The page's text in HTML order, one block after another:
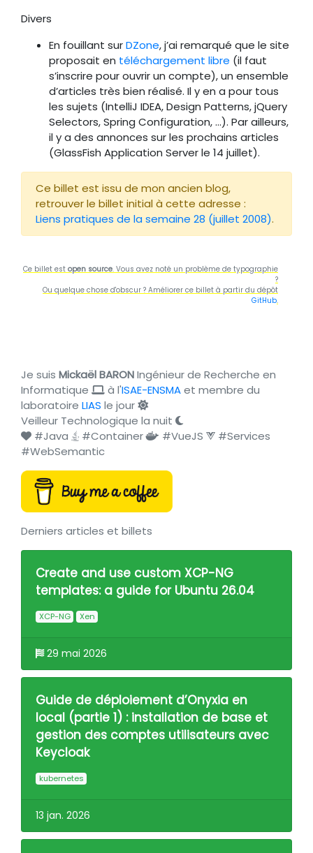
Divers
En fouillant surDZone, j’ai remarqué que le site
proposait en téléchargement libre (il faut
s’inscrire pour ouvrir un compte), un ensemble
d’articles très bien réalisé. Il y en a pour tous
les sujets (IntelliJ IDEA, Design Patterns, jQuery
Selectors, Spring Configuration, …). Par ailleurs,
il y a des annonces sur les prochains articles
(GlassFish Application Server le 14 juillet).
Ce billet est issu de mon ancien blog,
retrouver le billet initial à cette adresse :
Liens pratiques de la semaine 28 (juillet 2008).
Ce billet est open source. Vous avez noté un problème de typographie
?
Ou quelque chose d'obscur ? Améliorer ce billet à partir du dépôt
GitHub.
Je suis Mickaël BARONIngénieur de Recherche en
Informatique
à l'ISAE-ENSMAet membre du
laboratoire LIAS le jour
Veilleur Technologique la nuit
#Java
#Container #VueJS
#Services
#WebSemantic
Derniers articles et billets
Create and use custom XCP-NG
templates: a guide for Ubuntu 26.04
XCP-NG Xen
29 mai 2026
Guide de déploiement d’Onyxia en
local (partie 1) : installation de base et
gestion des comptes utilisateurs avec
Keycloak
kubernetes
13 jan. 2026